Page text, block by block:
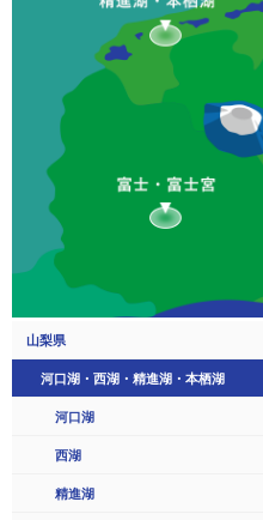
山梨県
河口湖・西湖・精進湖・本栖湖
河口湖
西湖
精進湖